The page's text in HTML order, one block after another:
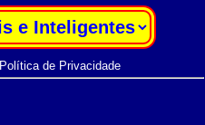
Política de Privacidade